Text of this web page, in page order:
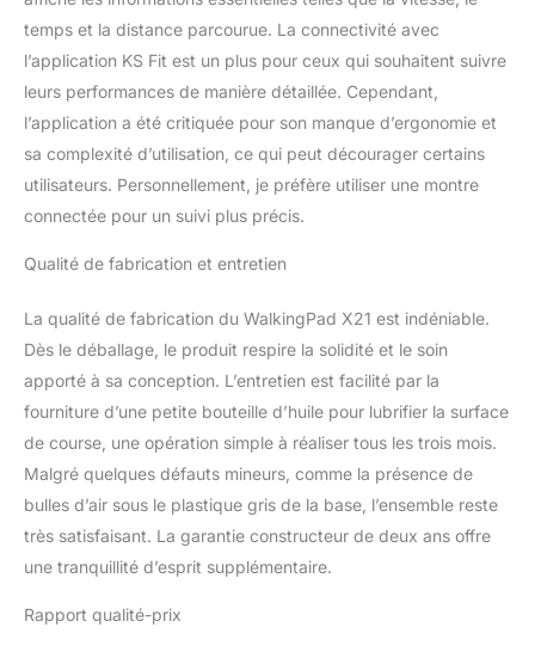
entraînement à l'aide du
bouton rotatif situé sur le
guidon, qui possède un
écran indiquant
clairement la vitesse
actuelle. Le moteur sans
balais 1HP est à la fois
durable et silencieux.
Écran LED HD - Le tapis
WalkingPad X21 est doté
d'un écran intégré au
clair et plus pratique.
L'écran affiche la vitesse,
la distance, les calories et
l’heure en temps réel
pendant votre course et
le tapis X21 est livré avec
un support détachable
pour téléphone et
tablette afin que vous
puissiez également
regarder vos séries
temps et la distance parcourue. La connectivité avec
l’application KS Fit est un plus pour ceux qui souhaitent suivre
leurs performances de manière détaillée. Cependant,
l’application a été critiquée pour son manque d’ergonomie et
sa complexité d’utilisation, ce qui peut décourager certains
utilisateurs. Personnellement, je préfère utiliser une montre
connectée pour un suivi plus précis.
Qualité de fabrication et entretien
La qualité de fabrication du WalkingPad X21 est indéniable.
Dès le déballage, le produit respire la solidité et le soin
apporté à sa conception. L’entretien est facilité par la
fourniture d’une petite bouteille d’huile pour lubrifier la surface
de course, une opération simple à réaliser tous les trois mois.
Malgré quelques défauts mineurs, comme la présence de
bulles d’air sous le plastique gris de la base, l’ensemble reste
très satisfaisant. La garantie constructeur de deux ans offre
une tranquillité d’esprit supplémentaire.
Rapport qualité-prix